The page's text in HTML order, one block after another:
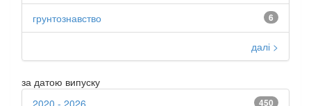
6
грунтознавство
далі >
за датою випуску
450